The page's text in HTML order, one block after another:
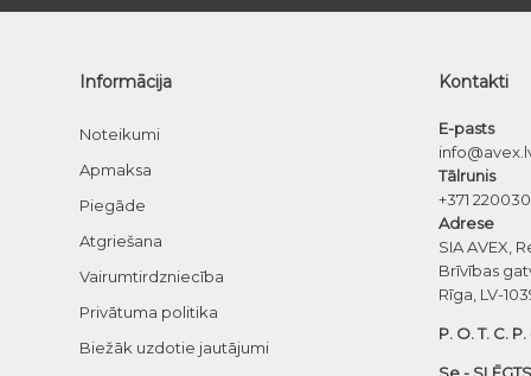
Informācija
Noteikumi
Apmaksa
Piegāde
Atgriešana
Vairumtirdzniecība
Privātuma politika
Biežāk uzdotie jautājumi
Kontakti
E-pasts
Tālrunis
+371
Adrese
SIA AVEX,
Brīvības
Rīga, LV-
P. O. T. C.